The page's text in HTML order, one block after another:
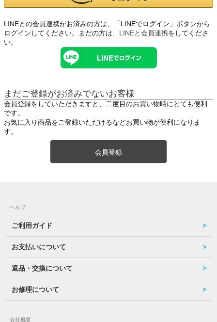
LINEとの会員連携がお済みの方は、「LINEでログイン」ボタンから
ログインしてください。まだの方は、 LINEと会員連携をしてくださ
い。
まだご登録がお済みでないお客様
会員登録をしていただきますと、二度目のお買い物時にとても便利
です。
お気に入り商品をご登録いただけるなどお買い物が便利になりま
す。
会員登録
ヘルプ
ご利用ガイド
お支払いについて
返品・交換について
お修理について
会社概要